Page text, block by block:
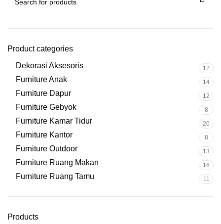
Product categories
Dekorasi Aksesoris
12
Furniture Anak 14
Furniture Dapur 12
Furniture Gebyok 8
Furniture Kamar Tidur 20
Furniture Kantor 8
Furniture Outdoor 13
Furniture Ruang Makan 16
Furniture Ruang Tamu 11
Products